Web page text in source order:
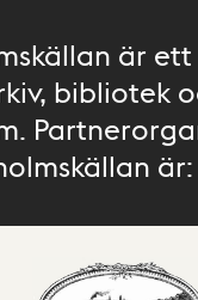
är
bibliotek
är: